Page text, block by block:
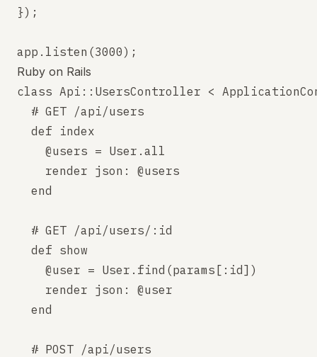
});
Ruby on Rails
class Api::UsersController <
  # GET /api/users
  def index
    @users = User.all
    render json: @users
  end
  # GET /api/users/:id
  def show
    @user = User.find(params[:id])
    render json: @user
  end
  # POST /api/users